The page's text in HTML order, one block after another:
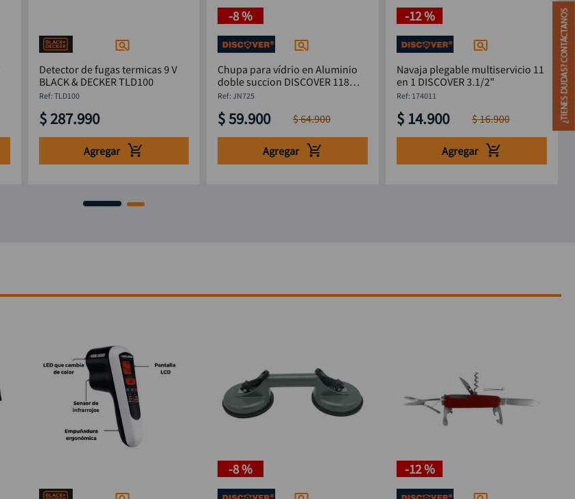
Detector de fugas termicas 9 V
BLACK & DECKER TLD100
: TLD100
$ 287.990
Agregar
-8 %
Chupa para vídrio en Aluminio
doble succion DISCOVER 118
mm
:JN725
$59.900 $64.900
Agregar
-12 %
Navaja plegable multiservicio 11
en 1 DISCOVER 3.1/2"
: 174011
$ 14.900 $16.900
Agregar
-8 % -12 %